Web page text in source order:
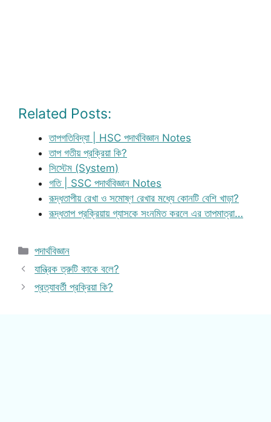
Related Posts:
তাপগতিবিদ্যা | HSC পদার্থবিজ্ঞান Notes
তাপ গতীয় প্রক্রিয়া কি?
সিস্টেম (System)
গতি | SSC পদার্থবিজ্ঞান Notes
রূদ্ধতাপীয় রেখা ও সমোষ্ণ রেখার মধ্যে কোনটি বেশি খাড়া?
রূদ্ধতাপ প্রক্রিয়ায় গ্যাসকে সংনমিত করলে এর তাপমাত্রা…
Categories
পদার্থবিজ্ঞান
যান্ত্রিক ত্রুটি কাকে বলে?
প্রত্যাবর্তী প্রক্রিয়া কি?